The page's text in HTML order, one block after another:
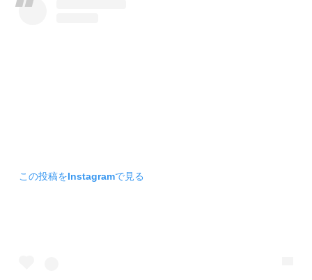
この投稿をInstagramで見る